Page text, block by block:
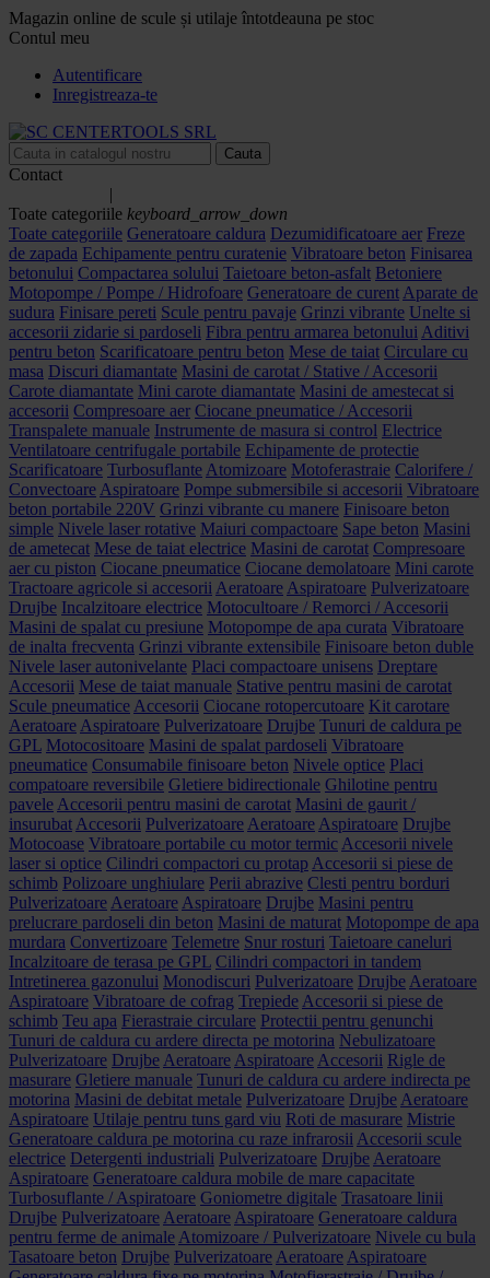
Magazin online de scule și utilaje întotdeauna pe stoc
Contul meu
Autentificare
Inregistreaza-te
Cauta
Contact
|
Toate categoriile keyboard_arrow_down
Toate categoriile Generatoare caldura Dezumidificatoare aer Freze
de zapada Echipamente pentru curatenie Vibratoare beton Finisarea
betonului Compactarea solului Taietoare beton-asfalt Betoniere
Motopompe / Pompe / Hidrofoare Generatoare de curent Aparate de
sudura Finisare pereti Scule pentru pavaje Grinzi vibrante Unelte si
accesorii zidarie si pardoseli Fibra pentru armarea betonului Aditivi
pentru beton Scarificatoare pentru beton Mese de taiat Circulare cu
masa Discuri diamantate Masini de carotat / Stative / Accesorii
Carote diamantate Mini carote diamantate Masini de amestecat si
accesorii Compresoare aer Ciocane pneumatice / Accesorii
Transpalete manuale Instrumente de masura si control Electrice
Ventilatoare centrifugale portabile Echipamente de protectie
Scarificatoare Turbosuflante Atomizoare Motoferastraie Calorifere /
Convectoare Aspiratoare Pompe submersibile si accesorii Vibratoare
beton portabile 220V Grinzi vibrante cu manere Finisoare beton
simple Nivele laser rotative Maiuri compactoare Sape beton Masini
de ametecat Mese de taiat electrice Masini de carotat Compresoare
aer cu piston Ciocane pneumatice Ciocane demolatoare Mini carote
Tractoare agricole si accesorii Aeratoare Aspiratoare Pulverizatoare
Drujbe Incalzitoare electrice Motocultoare / Remorci / Accesorii
Masini de spalat cu presiune Motopompe de apa curata Vibratoare
de inalta frecventa Grinzi vibrante extensibile Finisoare beton duble
Nivele laser autonivelante Placi compactoare unisens Dreptare
Accesorii Mese de taiat manuale Stative pentru masini de carotat
Scule pneumatice Accesorii Ciocane rotopercutoare Kit carotare
Aeratoare Aspiratoare Pulverizatoare Drujbe Tunuri de caldura pe
GPL Motocositoare Masini de spalat pardoseli Vibratoare
pneumatice Consumabile finisoare beton Nivele optice Placi
compatoare reversibile Gletiere bidirectionale Ghilotine pentru
pavele Accesorii pentru masini de carotat Masini de gaurit /
insurubat Accesorii Pulverizatoare Aeratoare Aspiratoare Drujbe
Motocoase Vibratoare portabile cu motor termic Accesorii nivele
laser si optice Cilindri compactori cu protap Accesorii si piese de
schimb Polizoare unghiulare Perii abrazive Clesti pentru borduri
Pulverizatoare Aeratoare Aspiratoare Drujbe Masini pentru
prelucrare pardoseli din beton Masini de maturat Motopompe de apa
murdara Convertizoare Telemetre Snur rosturi Taietoare caneluri
Incalzitoare de terasa pe GPL Cilindri compactori in tandem
Intretinerea gazonului Monodiscuri Pulverizatoare Drujbe Aeratoare
Aspiratoare Vibratoare de cofrag Trepiede Accesorii si piese de
schimb Teu apa Fierastraie circulare Protectii pentru genunchi
Tunuri de caldura cu ardere directa pe motorina Nebulizatoare
Pulverizatoare Drujbe Aeratoare Aspiratoare Accesorii Rigle de
masurare Gletiere manuale Tunuri de caldura cu ardere indirecta pe
motorina Masini de debitat metale Pulverizatoare Drujbe Aeratoare
Aspiratoare Utilaje pentru tuns gard viu Roti de masurare Mistrie
Generatoare caldura pe motorina cu raze infrarosii Accesorii scule
electrice Detergenti industriali Pulverizatoare Drujbe Aeratoare
Aspiratoare Generatoare caldura mobile de mare capacitate
Turbosuflante / Aspiratoare Goniometre digitale Trasatoare linii
Drujbe Pulverizatoare Aeratoare Aspiratoare Generatoare caldura
pentru ferme de animale Atomizoare / Pulverizatoare Nivele cu bula
Tasatoare beton Drujbe Pulverizatoare Aeratoare Aspiratoare